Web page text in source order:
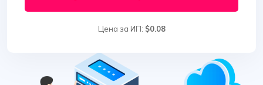
Цена за ИП: $0.08